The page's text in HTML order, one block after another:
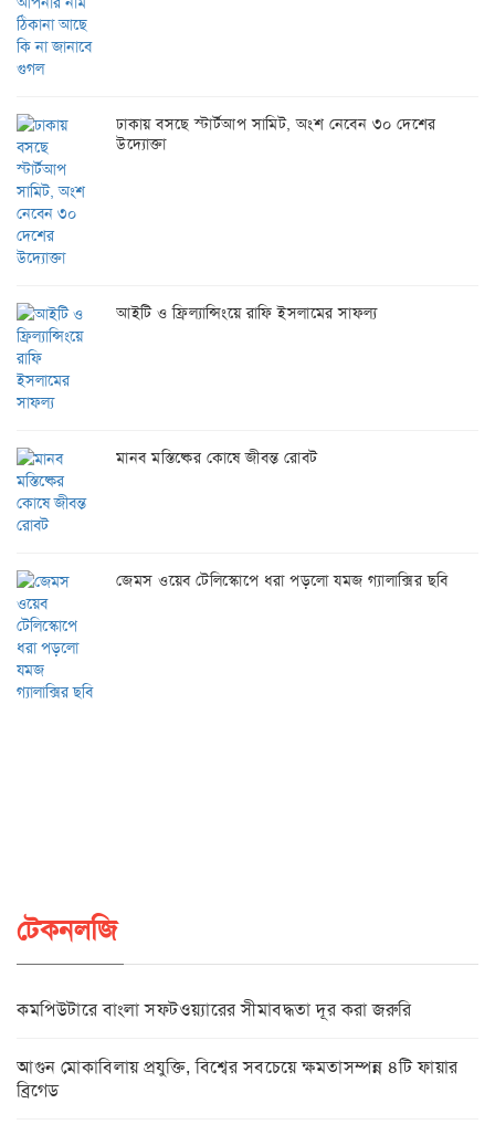
ঢাকায় বসছে স্টার্টআপ সামিট, অংশ নেবেন ৩০ দেশের
উদ্যোক্তা
আইটি ও ফ্রিল্যান্সিংয়ে রাফি ইসলামের সাফল্য
মানব মস্তিষ্কের কোষে জীবন্ত রোবট
জেমস ওয়েব টেলিস্কোপে ধরা পড়লো যমজ গ্যালাক্সির ছবি
টেকনলজি
কমপিউটারে বাংলা সফটওয়্যারের সীমাবদ্ধতা দূর করা জরুরি
আগুন মোকাবিলায় প্রযুক্তি, বিশ্বের সবচেয়ে ক্ষমতাসম্পন্ন ৪টি ফায়ার
ব্রিগেড